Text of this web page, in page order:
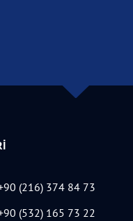
(216) 374 84 73
(532) 165 73 22